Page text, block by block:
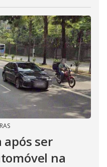
ser
na